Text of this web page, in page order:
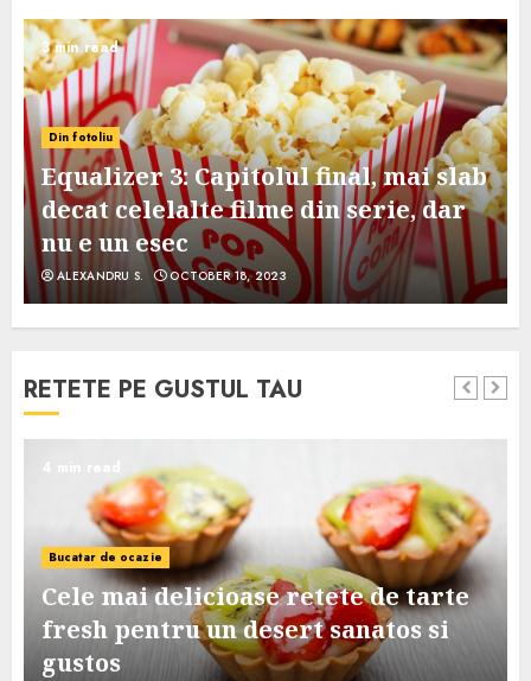
3 min read
Din fotoliu
Equalizer 3: Capitolul final, mai slab
decat celelalte filme din serie, dar
nu e un esec
ALEXANDRU S. OCTOBER 18, 2023
RETETE PE GUSTUL TAU
4 min read
Bucatar de ocazie
Cele mai delicioase retete de tarte
fresh pentru un desert sanatos si
gustos